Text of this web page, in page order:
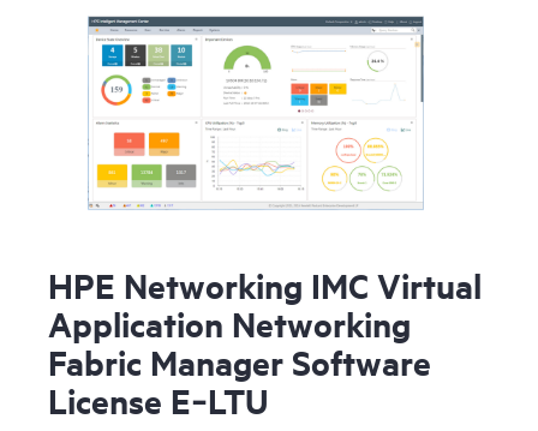
HPE Networking IMC Virtual
Application Networking
Fabric Manager Software
License E‑LTU